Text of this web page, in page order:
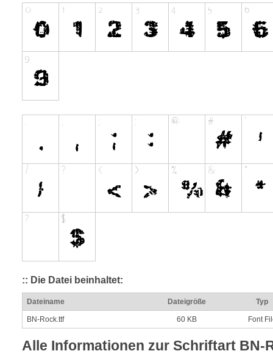
:: Die Datei beinhaltet:
Dateiname Dateigröße Typ
BN-Rock.ttf 60 KB Font
Alle Informationen zur Schriftart BN-